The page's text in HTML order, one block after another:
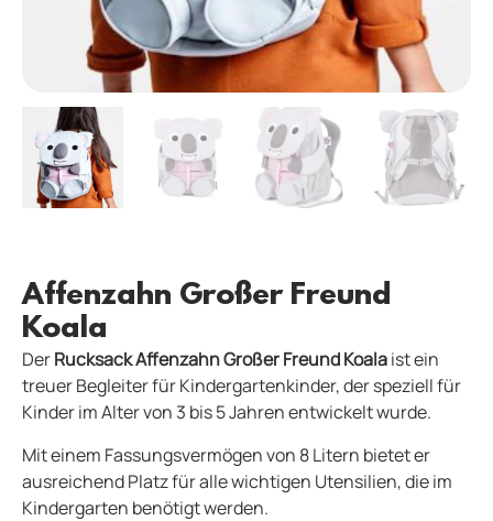
Affenzahn Großer Freund
Koala
DerRucksack Affenzahn Großer Freund Koalaist ein
treuer Begleiter für Kindergartenkinder, der speziell für
Kinder im Alter von 3 bis 5 Jahren entwickelt wurde.
Mit einem Fassungsvermögen von 8 Litern bietet er
ausreichend Platz für alle wichtigen Utensilien, die im
Kindergarten benötigt werden.